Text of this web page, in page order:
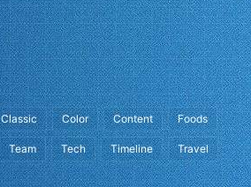
Classic Color Content Foods
Team Tech Timeline Travel